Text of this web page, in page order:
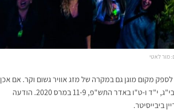
מקום מוגן גם במקרה של מזג אוויר גשום וקר. אם אכן
האוהל לא יפורק, מסיבת פורים, תחול השנה באחד מתאריכי החג: בי"ג, י"ד ו-ט"ו באדר התש"פ, 11-9 במרס 2020. הודעה
ביבייסיטר.